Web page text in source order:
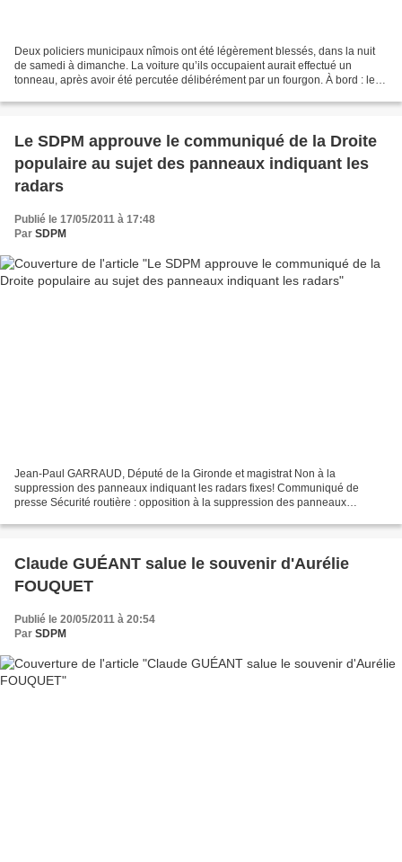
Deux policiers municipaux nîmois ont été légèrement blessés, dans la nuit
de samedi à dimanche. La voiture qu’ils occupaient aurait effectué un
tonneau, après avoir été percutée délibérément par un fourgon. À bord : les
Le SDPM approuve le communiqué de la Droite
populaire au sujet des panneaux indiquant les
radars
Publié le 17/05/2011 à 17:48
Par SDPM
Jean-Paul GARRAUD, Député de la Gironde et magistrat Non à la
suppression des panneaux indiquant les radars fixes! Communiqué de
presse Sécurité routière : opposition à la suppression des panneaux
Claude GUÉANT salue le souvenir d'Aurélie
FOUQUET
Publié le 20/05/2011 à 20:54
Par SDPM